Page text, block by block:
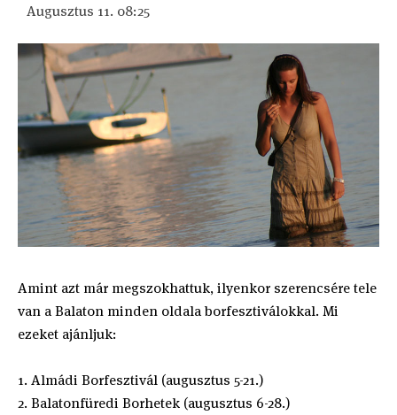
Augusztus 11. 08:25
Amint azt már megszokhattuk, ilyenkor szerencsére tele
van a Balaton minden oldala borfesztiválokkal. Mi
ezeket ajánljuk:
1. Almádi Borfesztivál (augusztus 5-21.)
2. Balatonfüredi Borhetek (augusztus 6-28.)